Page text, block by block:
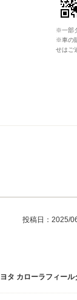
※一部
※車の
せはご
投稿日： 2025/
ヨタ カローラフィール